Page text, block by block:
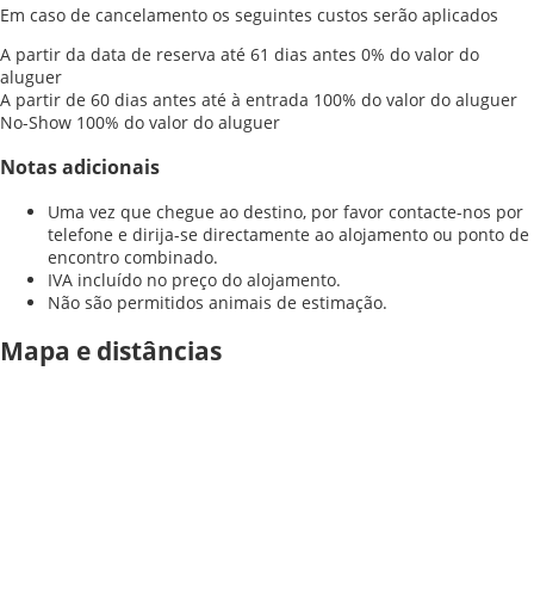
Em caso de cancelamento os seguintes custos serão aplicados
A partir da data de reserva até 61 dias antes 0% do valor do
aluguer
A partir de 60 dias antes até à entrada 100% do valor do aluguer
No-Show 100% do valor do aluguer
Notas adicionais
Uma vez que chegue ao destino, por favor contacte-nos por
telefone e dirija-se directamente ao alojamento ou ponto de
encontro combinado.
IVA incluído no preço do alojamento.
Não são permitidos animais de estimação.
Mapa e distâncias